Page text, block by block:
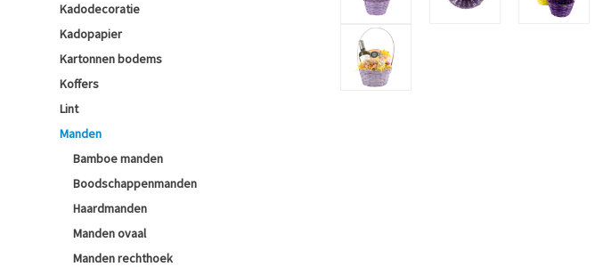
Kadodecoratie
Kadopapier
Kartonnen bodems
Koffers
Lint
Manden
Bamboe manden
Boodschappenmanden
Haardmanden
Manden ovaal
Manden rechthoek